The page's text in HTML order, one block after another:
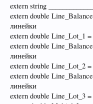
extern string
extern double
линейки
extern double Line_Lot_1
extern double
линейки
extern double Line_Lot_2
extern double
линейки
extern double Line_Lot_3